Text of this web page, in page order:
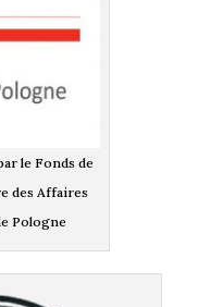
le Fonds de
des Affaires
Pologne